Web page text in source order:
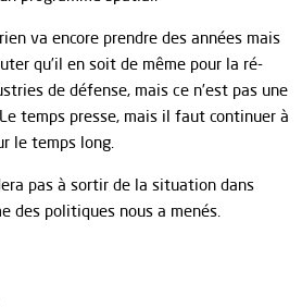
va encore prendre des années mais
qu’il en soit de même pour la ré-
de défense, mais ce n’est pas une
temps presse, mais il faut continuer à
le temps long.
pas à sortir de la situation dans
des politiques nous a menés.